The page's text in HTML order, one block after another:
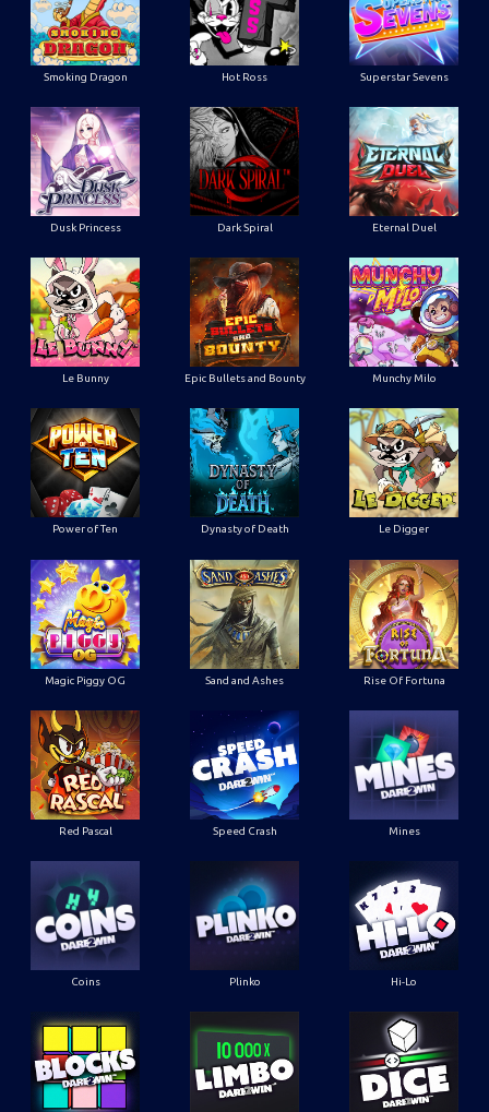
Smoking Dragon Hot Ross Superstar Sevens
Dusk Princess Dark Spiral Eternal Duel
Le Bunny Epic Bullets and Bounty Munchy Milo
Power of Ten Dynasty of Death Le Digger
Magic Piggy OG Sand and Ashes Rise Of Fortuna
Red Pascal Speed Crash Mines
Coins Plinko Hi-Lo